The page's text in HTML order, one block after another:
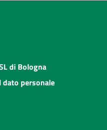
di Bologna
dato personale